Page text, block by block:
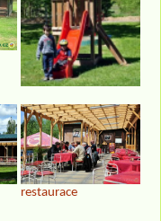
restaurace